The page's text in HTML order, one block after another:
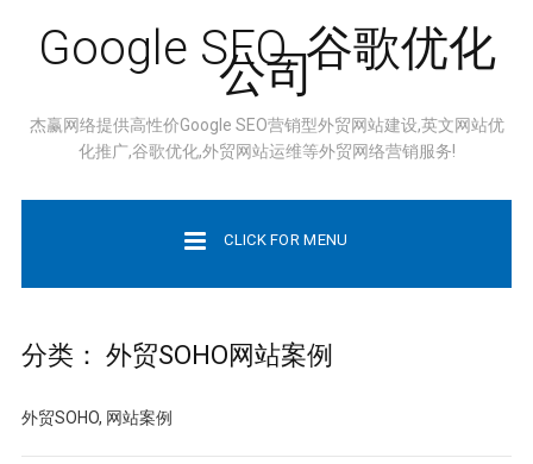
Google SEO, 谷歌优化
公司
杰赢网络提供高性价Google SEO营销型外贸网站建设,英文网站优
化推广,谷歌优化,外贸网站运维等外贸网络营销服务!
CLICK FOR MENU
分类： 外贸SOHO网站案例
外贸SOHO, 网站案例